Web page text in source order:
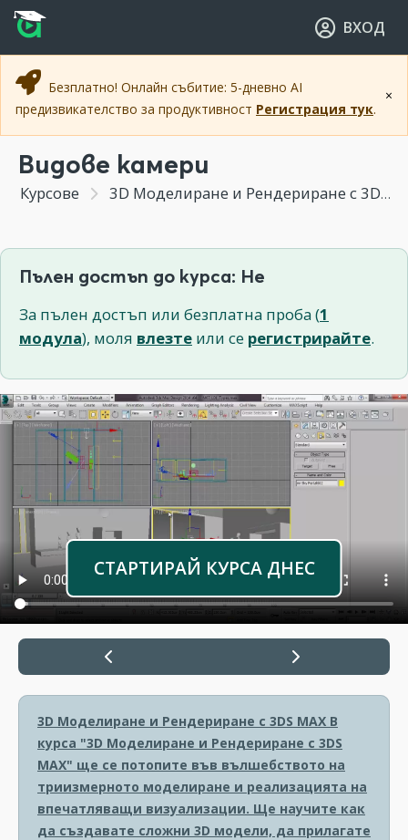
Прескочи към основното съдържание
Прескочи към навигацията
ВХОД
×
Безплатно! Онлайн събитие: 5-дневно AI
предизвикателство за продуктивност Регистрация тук.
Видове камери
Курсове 3D Моделиране и Рендериране с 3DS MAX
Пълен достъп до курса: Не
За пълен достъп или безплатна проба (1
модула), моля влезте или се регистрирайте.
СТАРТИРАЙ КУРСА ДНЕС
3D Моделиране и Рендериране с 3DS MAX В
курса "3D Моделиране и Рендериране с 3DS
MAX" ще се потопите във вълшебството на
триизмерното моделиране и реализацията на
впечатляващи визуализации. Ще научите как
да създавате сложни 3D модели, да прилагате